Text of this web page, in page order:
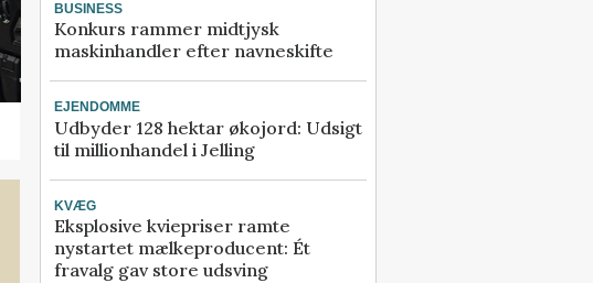
BUSINESS
Konkurs rammer midtjysk
maskinhandler efter navneskifte
EJENDOMME
Udbyder 128 hektar økojord: Udsigt
til millionhandel i Jelling
KVÆG
Eksplosive kviepriser ramte
nystartet mælkeproducent: Ét
fravalg gav store udsving